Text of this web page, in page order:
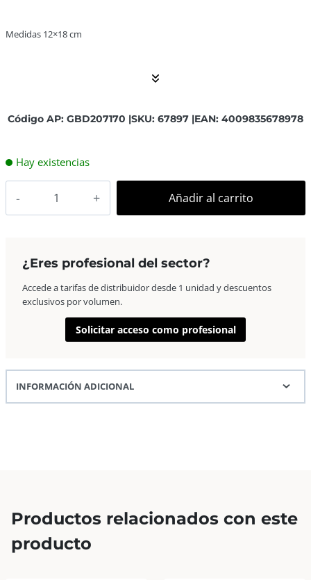
Medidas 12×18 cm ... El contenido continúa. Activar el
Medidas 12×18 cm
Código AP: GBD207170 |SKU: 67897 |EAN: 4009835678978
Hay existencias
Mini
Click
fotos
Añadir al carrito
¿Eres profesional del sector?
Accede a tarifas de distribuidor desde 1 unidad y descuentos
exclusivos por volumen.
Solicitar acceso como profesional
INFORMACIÓN ADICIONAL
Productos relacionados con este
producto